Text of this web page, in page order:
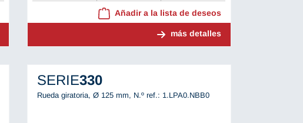
Añadir a la lista de deseos
más detalles
SERIE330
Rueda giratoria, Ø 125 mm, N.º ref.: 1.LPA0.NBB0